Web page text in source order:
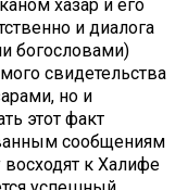
хазар и его
и диалога
богословами)
свидетельства
но и
этот факт
сообщениям
к Халифе